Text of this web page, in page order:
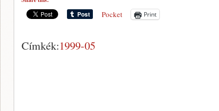
Pocket Print
Címkék:1999-05